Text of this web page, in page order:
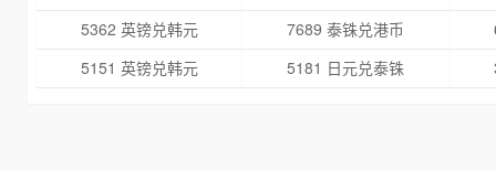
5362 英镑兑韩元
7689 泰铢兑港币
5151 英镑兑韩元
5181 日元兑泰铢